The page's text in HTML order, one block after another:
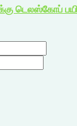
டெலஸ்கோப்